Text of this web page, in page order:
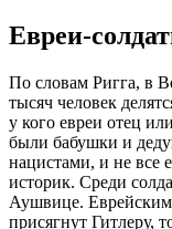
Евреи-
По словам Ригга, в
тысяч человек
у кого евреи отец
были бабушки и
нацистами, и не все
историк. Среди
Аушвице. Еврейским
присягнут Гитлеру,